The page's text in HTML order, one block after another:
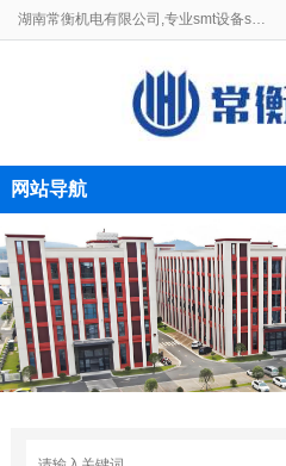
湖南常衡机电有限公司,专业smt设备smt贴片机生产线制造商。
网站导航